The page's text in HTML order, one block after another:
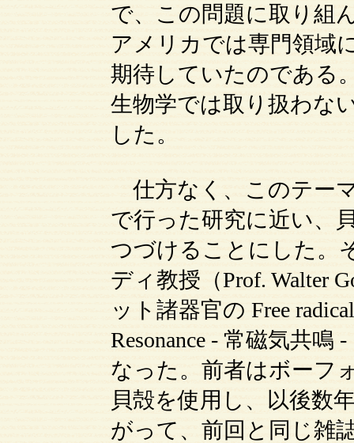
で、この問題に取り組
アメリカでは専門領域
期待していたのである
生物学では取り扱わな
した。
仕方なく、このテー
で行った研究に近い、
つづけることにした。
ディ教授（Prof. Walter
ット諸器官の Free
Resonance - 常磁気共
なった。前者はボーフ
貝殻を使用し、以後数
がって、前回と同じ雑